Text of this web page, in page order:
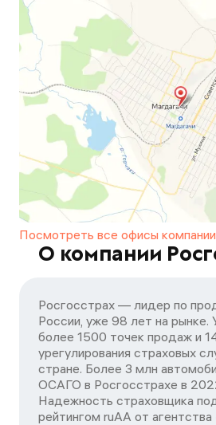
Посмотреть все офисы компании
О компании
Росгосстрах — лидер по
России, уже 98 лет на рынке.
более 1500 точек продаж и
урегулирования страховых
стране. Более 3 млн
ОСАГО в Росгосстрахе в
Надежность страховщика
рейтингом ruАА от